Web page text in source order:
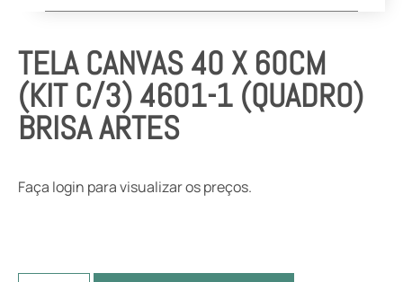
TELA CANVAS 40 X 60CM
(KIT C/3) 4601-1 (QUADRO)
BRISA ARTES
Faça login para visualizar os preços.